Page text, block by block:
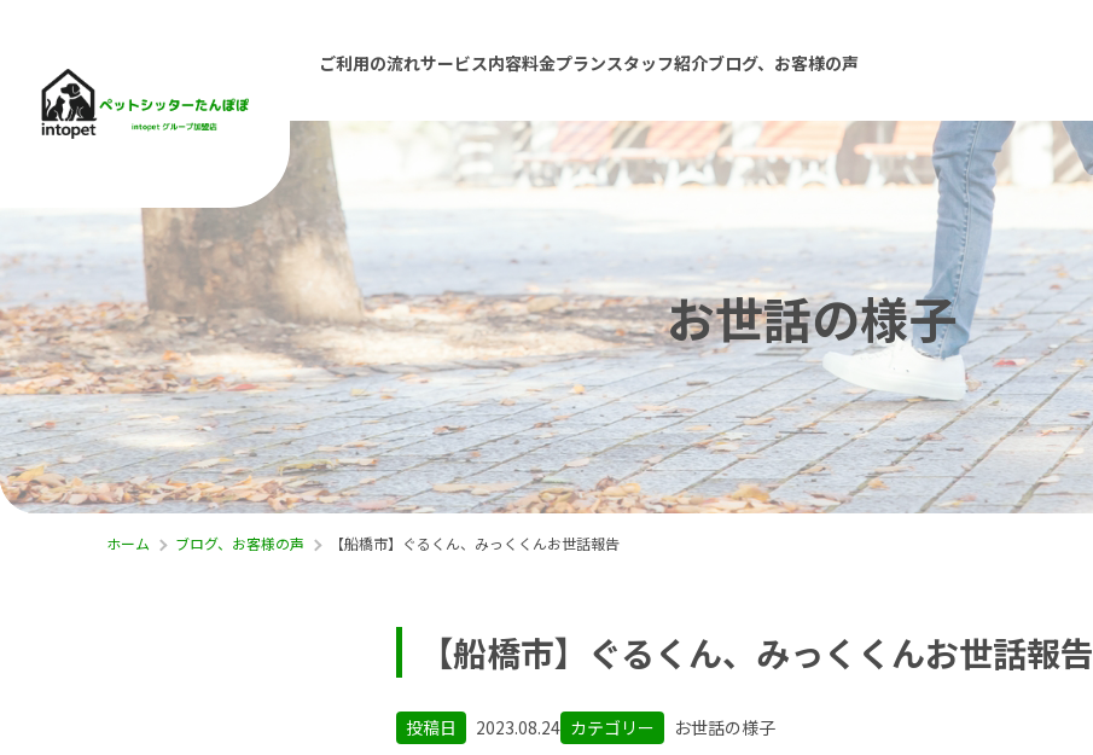
ご利用の流れサービス内容料金プランスタッフ紹介ブログ、お客様の声
お世話の様子
ホーム ブログ、お客様の声 【船橋市】ぐるくん、みっくくんお世話報告
【船橋市】ぐるくん、みっくくんお世話報告
投稿日 2023.08.24 カテゴリー お世話の様子